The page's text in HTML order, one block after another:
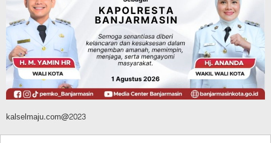
Banjarmasin Pilot Project Perlinsos
Digital, Target 30 Persen IKD Masih
Jauh, Komisi II DPR Turun Tangan
Agustus 7, 2026
kalselmaju.com@2023